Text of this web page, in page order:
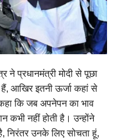
ने प्रधानमंत्री मोदी से पूछा
आखिर इतनी ऊर्जा कहां से
कि जब अपनेपन का भाव
कभी नहीं होती है। उन्होंने
निरंतर उनके लिए सोचता हूं,